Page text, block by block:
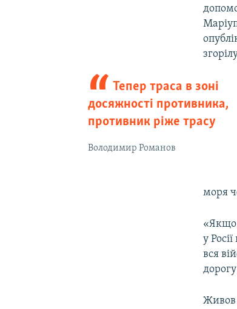
Тепер траса в зоні
досяжності противника,
противник ріже трасу
Володимир Романов
моря
«Якщо
у
вся
Живов